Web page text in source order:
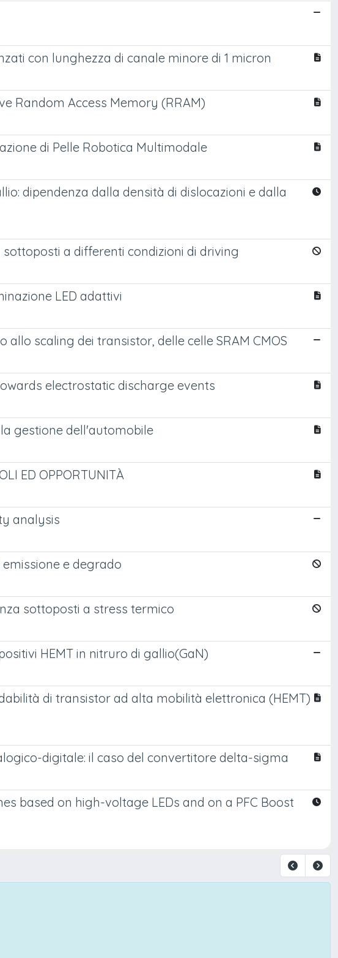
con lunghezza di canale minore di 1 micron
Random Access Memory (RRAM)
di Pelle Robotica Multimodale
dipendenza dalla densità di dislocazioni e dalla
a differenti condizioni di driving
LED adattivi
scaling dei transistor, delle celle SRAM CMOS
electrostatic discharge events
gestione dell'automobile
ED OPPORTUNITÀ
analysis
e degrado
sottoposti a stress termico
HEMT in nitruro di gallio(GaN)
di transistor ad alta mobilità elettronica (HEMT)
digitale: il caso del convertitore delta-sigma
based on high-voltage LEDs and on a PFC Boost